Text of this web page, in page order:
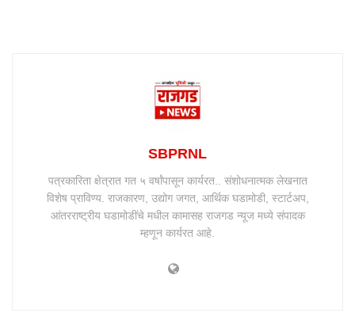
SBPRNL
पत्रकारिता क्षेत्रात गत ५ वर्षांपासून कार्यरत.. संशोधनात्मक लेखनात
विशेष प्राविण्य. राजकारण, उद्योग जगत, आर्थिक घडामोडी, स्टार्टअप,
आंतरराष्ट्रीय घडामोडींचे मधील कामासह राजगड न्यूज मध्ये संपादक
म्हणून कार्यरत आहे.